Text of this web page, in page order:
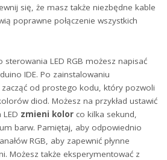
się, że⁢ masz także niezbędne kable‌
poprawne połączenie wszystkich
LED RGB możesz napisać
IDE. Po zainstalowaniu
od prostego‍ kodu, który pozwoli
diod. ‍Możesz na ⁢przykład ustawić
zmieni⁢ kolor co kilka sekund,
barw. Pamiętaj, aby odpowiednio
RGB, aby zapewnić ⁤płynne
Możesz także eksperymentować z